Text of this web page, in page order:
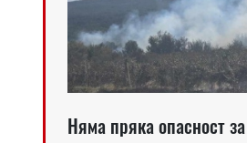
Няма пряка опасност